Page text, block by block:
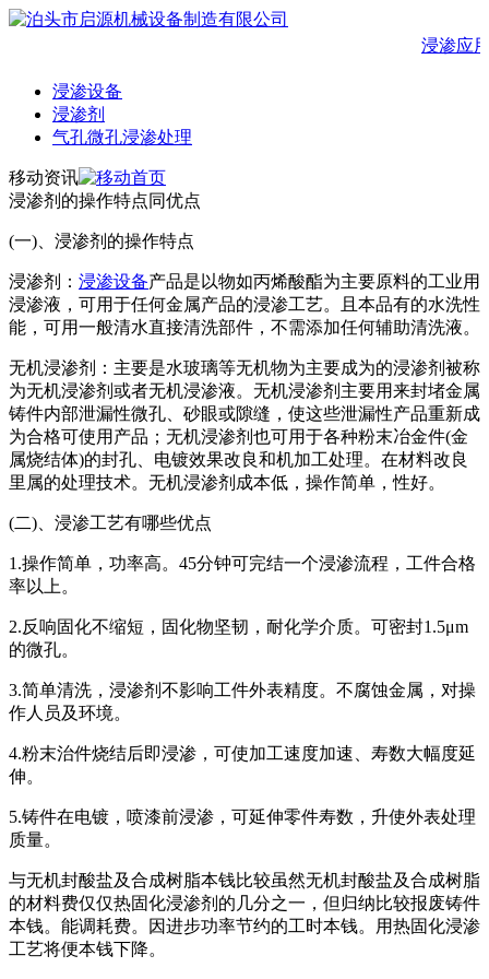
浸渗应
浸渗设备
浸渗剂
气孔微孔浸渗处理
移动资讯
浸渗剂的操作特点同优点
(一)、浸渗剂的操作特点
浸渗剂： 浸渗设备产品是以物如丙烯酸酯为主要原料的工业用
浸渗液，可用于任何金属产品的浸渗工艺。且本品有的水洗性
能，可用一般清水直接清洗部件，不需添加任何辅助清洗液。
无机浸渗剂：主要是水玻璃等无机物为主要成为的浸渗剂被称
为无机浸渗剂或者无机浸渗液。无机浸渗剂主要用来封堵金属
铸件内部泄漏性微孔、砂眼或隙缝，使这些泄漏性产品重新成
为合格可使用产品；无机浸渗剂也可用于各种粉末冶金件(金
属烧结体)的封孔、电镀效果改良和机加工处理。在材料改良
里属的处理技术。无机浸渗剂成本低，操作简单，性好。
(二)、浸渗工艺有哪些优点
1.操作简单，功率高。45分钟可完结一个浸渗流程，工件合格
率以上。
2.反响固化不缩短，固化物坚韧，耐化学介质。可密封1.5μm
的微孔。
3.简单清洗，浸渗剂不影响工件外表精度。不腐蚀金属，对操
作人员及环境。
4.粉末治件烧结后即浸渗，可使加工速度加速、寿数大幅度延
伸。
5.铸件在电镀，喷漆前浸渗，可延伸零件寿数，升使外表处理
质量。
与无机封酸盐及合成树脂本钱比较虽然无机封酸盐及合成树脂
的材料费仅仅热固化浸渗剂的几分之一，但归纳比较报废铸件
本钱。能调耗费。因进步功率节约的工时本钱。用热固化浸渗
工艺将便本钱下降。